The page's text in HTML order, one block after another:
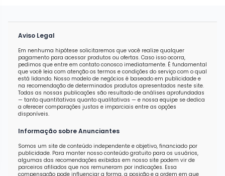
Aviso Legal
Em nenhuma hipótese solicitaremos que você realize qualquer
pagamento para acessar produtos ou ofertas. Caso isso ocorra,
pedimos que entre em contato conosco imediatamente. É fundamental
que você leia com atenção os termos e condições do serviço com o qual
está lidando. Nosso modelo de negócios é baseado em publicidade e
na recomendação de determinados produtos apresentados neste site.
Todas as nossas publicações são resultado de análises aprofundadas
— tanto quantitativas quanto qualitativas — e nossa equipe se dedica
a oferecer comparações justas e imparciais entre as opções
disponíveis.
Informação sobre Anunciantes
Somos um site de conteúdo independente e objetivo, financiado por
publicidade. Para manter nosso conteúdo gratuito para os usuários,
algumas das recomendações exibidas em nosso site podem vir de
parceiros afiliados que nos remuneram por indicações. Essa
compensação pode influenciar a forma, a posição e a ordem em que